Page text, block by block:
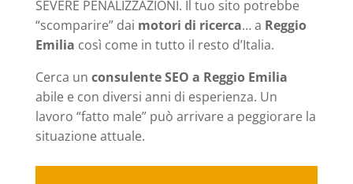
SEVERE PENALIZZAZIONI. Il tuo sito potrebbe
“scomparire” dai motori di ricerca… a Reggio
Emilia così come in tutto il resto d’Italia.
Cerca un consulente SEO a Reggio Emilia
abile e con diversi anni di esperienza. Un
lavoro “fatto male” può arrivare a peggiorare la
situazione attuale.